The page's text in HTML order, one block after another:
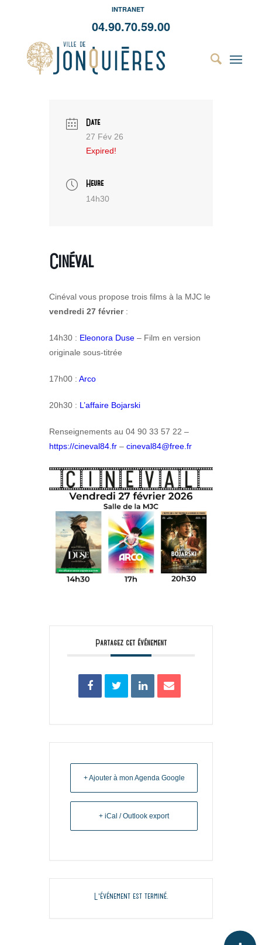
INTRANET
04.90.70.59.00
Date
27 Fév 26
Expired!
Heure
14h30
Cinéval
Cinéval vous propose trois films à la MJC le
vendredi 27 février:
14h30 : Eleonora Duse – Film en version
originale sous-titrée
17h00 : Arco
20h30 : L’affaire Bojarski
Renseignements au 04 90 33 57 22 –
https://cineval84.fr – cineval84@free.fr
Partagez cet événement
+ Ajouter à mon Agenda Google
+ iCal / Outlook export
L'événement est terminé.